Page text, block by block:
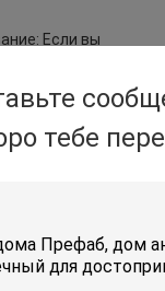
тебе
Если вы
в Foshan
банку
с нашим домом.
дома с